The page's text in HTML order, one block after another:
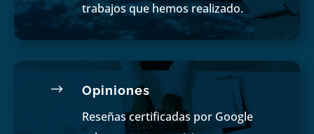
trabajos que hemos realizado.
$ Opiniones
Reseñas certificadas por Google